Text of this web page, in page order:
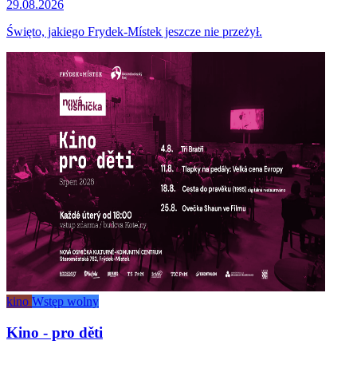
29.08.2026
Święto, jakiego Frydek-Místek jeszcze nie przeżył.
kino Wstęp wolny
Kino - pro děti